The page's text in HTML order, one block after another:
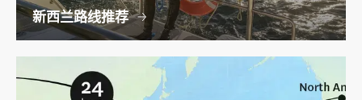
新西兰路线推荐